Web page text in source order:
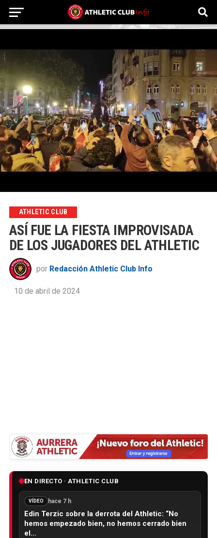
ATHLETIC CLUB
ASÍ FUE LA FIESTA IMPROVISADA
DE LOS JUGADORES DEL ATHLETIC
por Redacción Athletic Club Info
10 de abril de 2024
EN DIRECTO · ATHLETIC CLUB
VÍDEO hace 7 h
Edin Terzic sobre la derrota del Athletic: “No
hemos empezado bien, no hemos cerrado bien
el…